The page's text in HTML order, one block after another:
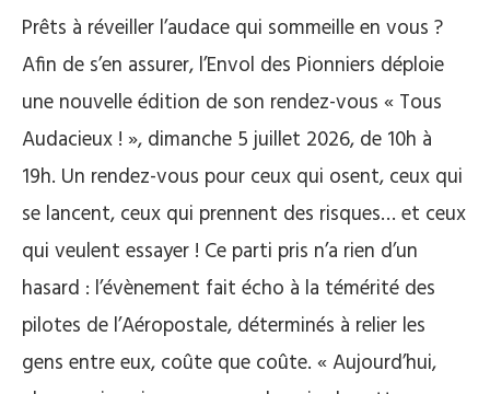
Prêts à réveiller l’audace qui sommeille en vous ?
Afin de s’en assurer, l’Envol des Pionniers déploie
une nouvelle édition de son rendez-vous « Tous
Audacieux ! », dimanche 5 juillet 2026, de 10h à
19h. Un rendez-vous pour ceux qui osent, ceux qui
se lancent, ceux qui prennent des risques… et ceux
qui veulent essayer ! Ce parti pris n’a rien d’un
hasard : l’évènement fait écho à la témérité des
pilotes de l’Aéropostale, déterminés à relier les
gens entre eux, coûte que coûte. « Aujourd’hui,